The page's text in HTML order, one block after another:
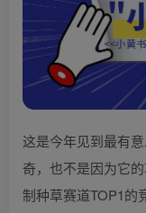
这是今年见到最有
奇，也不是因为它
制种草赛道TOP1的